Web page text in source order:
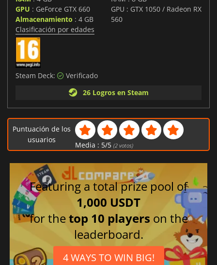
GPU : GeForce GTX 660
Almacenamiento : 4 GB
GPU : GTX 1050 / Radeon RX
560
Clasificación por edades
Steam Deck:
Verificado
26 Logros en Steam
Puntuación de los
usuarios
Media : 5/5 (2votos)
Featuring a total prize pool of
1,000 USDT
for thetop 10 players on the
leaderboard.
4 WAYS TO WIN BIG!